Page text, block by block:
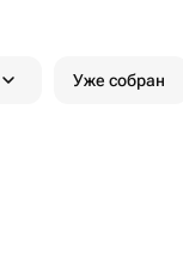
Уже собран